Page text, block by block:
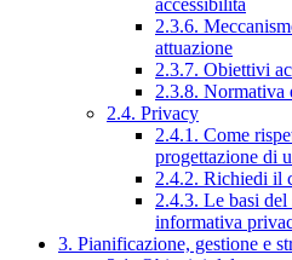
2.3.6.
attuazione
2.3.7. Obiettivi
2.3.8. Normativa
2.4. Privacy
2.4.1. Come
progettazione di
2.4.2. Richiedi il
2.4.3. Le basi
informativa
3. Pianificazione, gestione e